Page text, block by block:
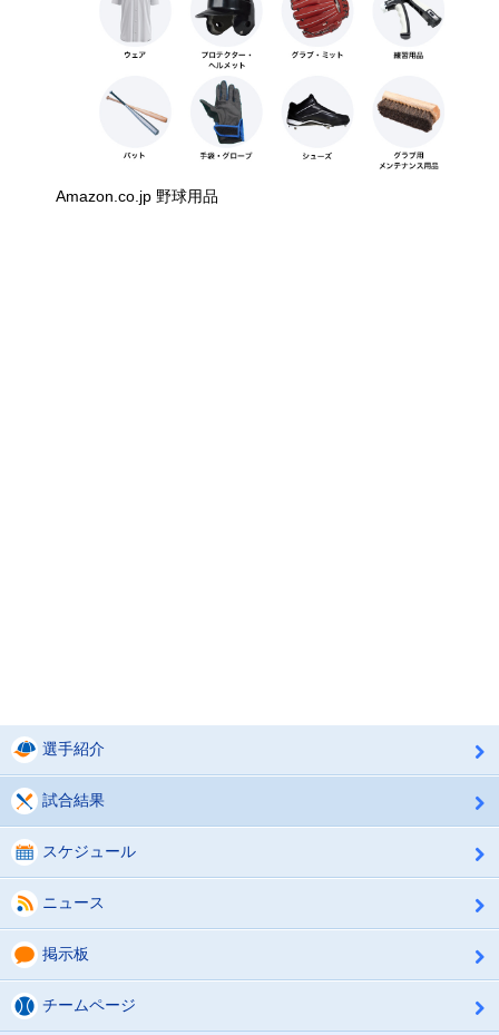
Amazon.co.jp 野球用品
選手紹介
試合結果
スケジュール
ニュース
掲示板
チームページ